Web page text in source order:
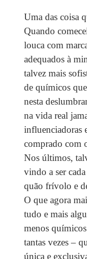
Uma das coisa
Quando
louca com
adequados à
talvez mais
de químicos
nesta
na vida real
influenciadoras
comprado com
Nos últimos,
vindo a ser
quão frívolo e
O que agora
tudo e mais
menos
tantas vezes –
única e